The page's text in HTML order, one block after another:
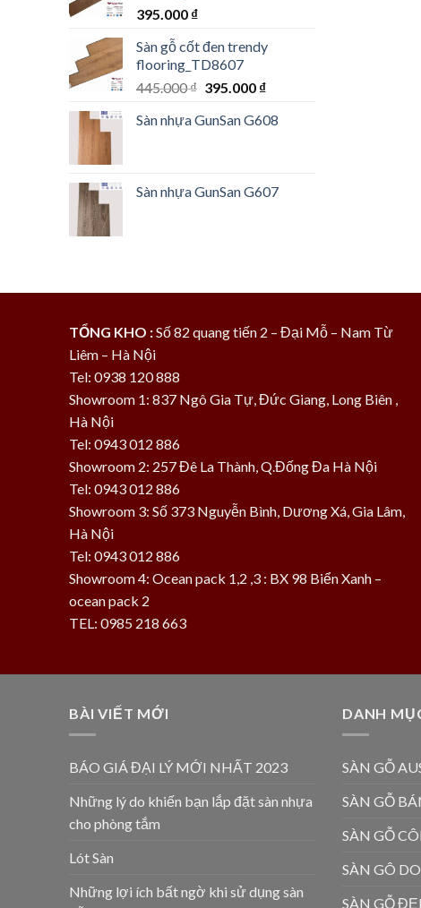
395.000 ₫
Sàn gỗ cốt đen trendy
flooring_TD8607
445.000₫ Giá
là:
395.000 ₫Giá
tại
Sàn nhựa GunSan G608
Sàn nhựa GunSan G607
TỔNG KHO :Số 82 quang tiến 2 – Đại Mỗ – Nam Từ
Liêm – Hà Nội
Tel: 0938 120 888
Showroom 1: 837 Ngô Gia Tự, Đức Giang, Long Biên ,
Hà Nội
Tel: 0943 012 886
Showroom 2: 257 Đê La Thành, Q.Đống Đa Hà Nội
Tel: 0943 012 886
Showroom 3: Số 373 Nguyễn Bình, Dương Xá, Gia Lâm,
Hà Nội
Tel: 0943 012 886
Showroom 4: Ocean pack 1,2 ,3 : BX 98 Biển Xanh –
ocean pack 2
TEL: 0985 218 663
BÀI VIẾT MỚI
BÁO GIÁ ĐẠI LÝ MỚI NHẤT 2023
Những lý do khiến bạn lắp đặt sàn nhựa
cho phòng tắm
Lót Sàn
Những lợi ích bất ngờ khi sử dụng sàn
DANH
SÀN GỖ
SÀN GỖ
SÀN GỖ
SÀN GÔ
SÀN GỖ